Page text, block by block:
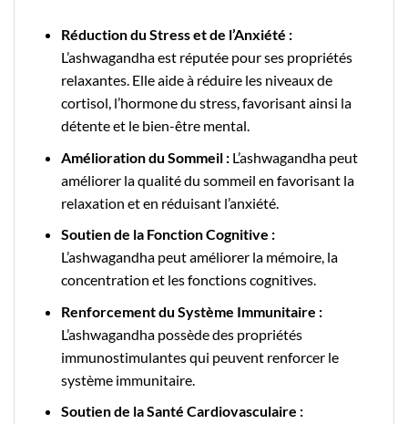
Réduction du Stress et de l’Anxiété :
L’ashwagandha est réputée pour ses propriétés
relaxantes. Elle aide à réduire les niveaux de
cortisol, l’hormone du stress, favorisant ainsi la
détente et le bien-être mental.
Amélioration du Sommeil :L’ashwagandha peut
améliorer la qualité du sommeil en favorisant la
relaxation et en réduisant l’anxiété.
Soutien de la Fonction Cognitive :
L’ashwagandha peut améliorer la mémoire, la
concentration et les fonctions cognitives.
Renforcement du Système Immunitaire :
L’ashwagandha possède des propriétés
immunostimulantes qui peuvent renforcer le
système immunitaire.
Soutien de la Santé Cardiovasculaire :